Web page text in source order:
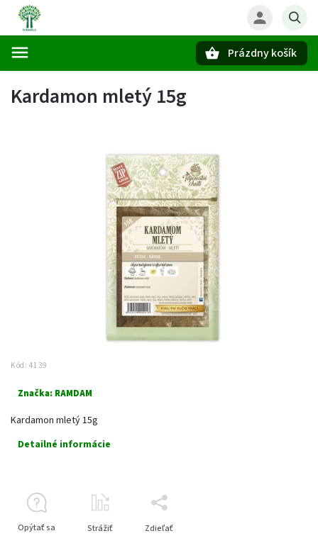
Prázdny košík
Kardamon mletý 15g
Kód: 4139
Značka: RAMDAM
Kardamon mletý 15g
Detailné informácie
Opýtať sa Strážiť Zdieľať